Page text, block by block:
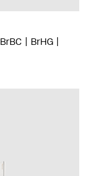
BrBC
BrHG